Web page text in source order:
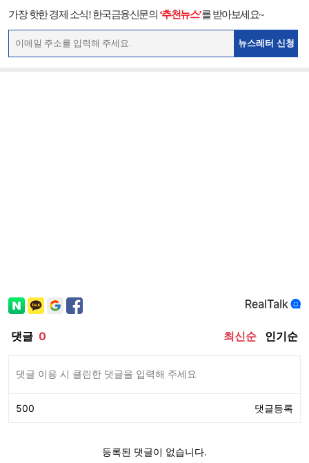
가장 핫한 경제 소식! 한국금융신문의 ‘추천뉴스’를 받아보세요~
뉴스레터 신청